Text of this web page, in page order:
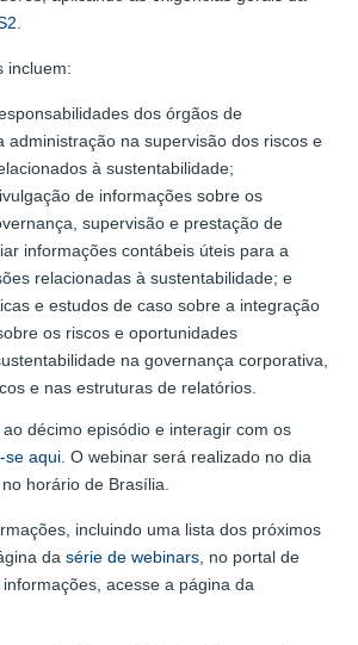
.
incluem:
dos órgãos de
administração na supervisão dos riscos e
à sustentabilidade;
de informações sobre os
supervisão e prestação de
informações contábeis úteis para a
relacionadas à sustentabilidade; e
e estudos de caso sobre a integração
os riscos e oportunidades
na governança corporativa,
e nas estruturas de relatórios.
décimo episódio e interagir com os
se aqui . O webinar será realizado no dia
horário de Brasília.
incluindo uma lista dos próximos
da série de webinars , no portal de
acesse a página da